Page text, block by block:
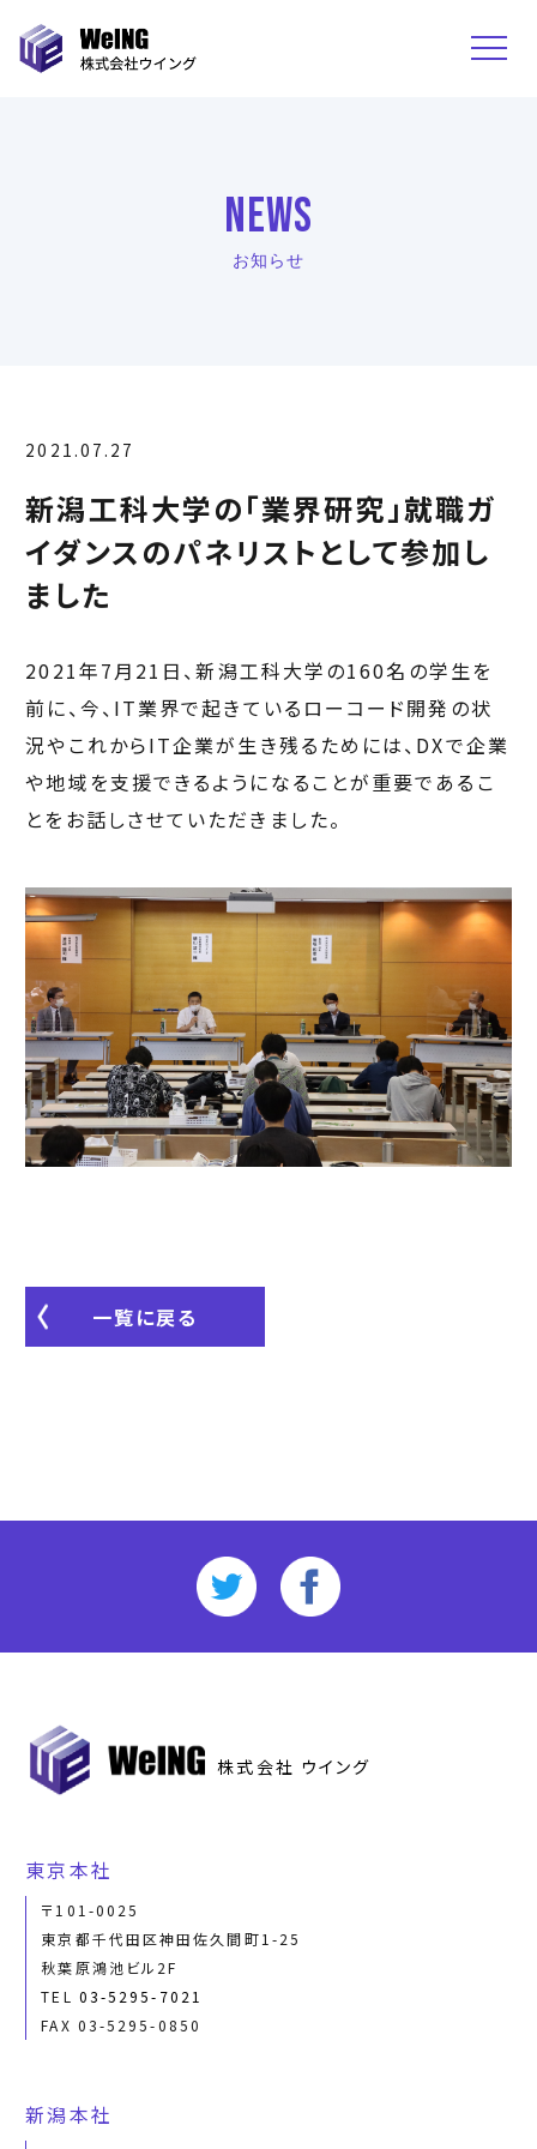
NEWS
お知らせ
2021.07.27
新潟工科大学の「業界研究」就職ガ
イダンスのパネリストとして参加し
ました
2021年7月21日、新潟工科大学の160名の学生を
前に、今、IT業界で起きているローコード開発の状
況やこれからIT企業が生き残るためには、DXで企業
や地域を支援できるようになることが重要であるこ
とをお話しさせていただきました。
一覧に戻る
株式会社 ウイング
東京本社
〒101-0025
東京都千代田区神田佐久間町1-25
秋葉原鴻池ビル2F
TEL 03-5295-7021
FAX 03-5295-0850
新潟本社